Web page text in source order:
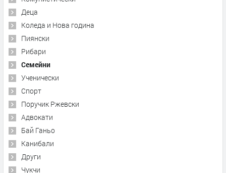
Деца
Коледа и Нова година
Пиянски
Рибари
Семейни
Ученически
Спорт
Поручик Ржевски
Адвокати
Бай Ганьо
Канибали
Други
Чукчи